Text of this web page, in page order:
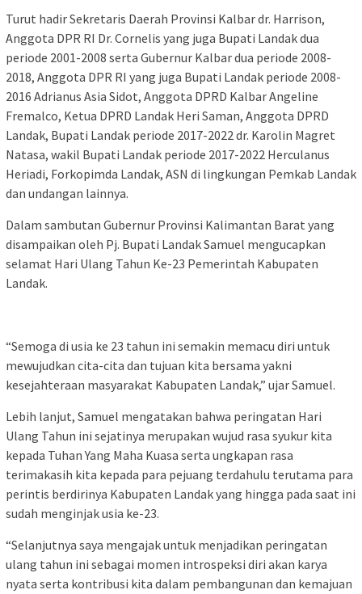
Turut hadir Sekretaris Daerah Provinsi Kalbar dr. Harrison,
Anggota DPR RI Dr. Cornelis yang juga Bupati Landak dua
periode 2001-2008 serta Gubernur Kalbar dua periode 2008-
2018, Anggota DPR RI yang juga Bupati Landak periode 2008-
2016 Adrianus Asia Sidot, Anggota DPRD Kalbar Angeline
Fremalco, Ketua DPRD Landak Heri Saman, Anggota DPRD
Landak, Bupati Landak periode 2017-2022 dr. Karolin Magret
Natasa, wakil Bupati Landak periode 2017-2022 Herculanus
Heriadi, Forkopimda Landak, ASN di lingkungan Pemkab Landak
dan undangan lainnya.
Dalam sambutan Gubernur Provinsi Kalimantan Barat yang
disampaikan oleh Pj. Bupati Landak Samuel mengucapkan
selamat Hari Ulang Tahun Ke-23 Pemerintah Kabupaten
Landak.
“Semoga di usia ke 23 tahun ini semakin memacu diri untuk
mewujudkan cita-cita dan tujuan kita bersama yakni
kesejahteraan masyarakat Kabupaten Landak,” ujar Samuel.
Lebih lanjut, Samuel mengatakan bahwa peringatan Hari
Ulang Tahun ini sejatinya merupakan wujud rasa syukur kita
kepada Tuhan Yang Maha Kuasa serta ungkapan rasa
terimakasih kita kepada para pejuang terdahulu terutama para
perintis berdirinya Kabupaten Landak yang hingga pada saat ini
sudah menginjak usia ke-23.
“Selanjutnya saya mengajak untuk menjadikan peringatan
ulang tahun ini sebagai momen introspeksi diri akan karya
nyata serta kontribusi kita dalam pembangunan dan kemajuan